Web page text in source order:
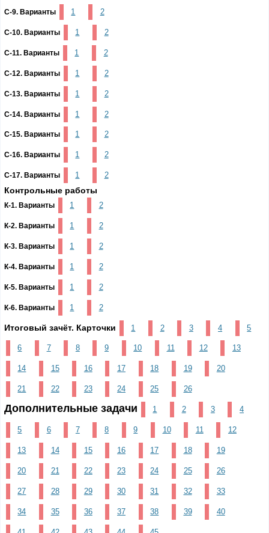
С-9. Варианты 1 2
С-10. Варианты 1 2
С-11. Варианты 1 2
С-12. Варианты 1 2
С-13. Варианты 1 2
С-14. Варианты 1 2
С-15. Варианты 1 2
С-16. Варианты 1 2
С-17. Варианты 1 2
Контрольные работы
К-1. Варианты 1 2
К-2. Варианты 1 2
К-3. Варианты 1 2
К-4. Варианты 1 2
К-5. Варианты 1 2
К-6. Варианты 1 2
Итоговый зачёт. Карточки 1 2 3 4 5
6 7 8 9 10 11 12 13
14 15 16 17 18 19 20
21 22 23 24 25 26
Дополнительные задачи 1 2 3 4
5 6 7 8 9 10 11 12
13 14 15 16 17 18 19
20 21 22 23 24 25 26
27 28 29 30 31 32 33
34 35 36 37 38 39 40